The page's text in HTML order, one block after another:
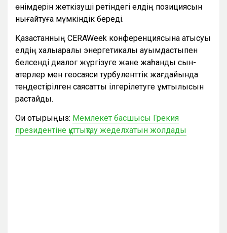
өнімдерін жеткізуші ретіндегі елдің позициясын
нығайтуға мүмкіндік береді.
Қазақстанның CERAWeek конференциясына қатысуы
елдің халықаралық энергетикалық қауымдастықпен
белсенді диалог жүргізуге және жаһандық сын-
қатерлер мен геосаяси турбуленттік жағдайында
теңдестірілген саясатты ілгерілетуге ұмтылысын
растайды.
Оқи отырыңыз: Мемлекет басшысы Грекия
президентіне құттықтау жеделхатын жолдады